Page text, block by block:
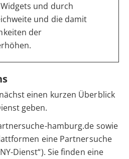
und durch
und die damit
der
einen kurzen Überblick
geben.
hamburg.de sowie
eine Partnersuche
Dienst“). Sie finden eine